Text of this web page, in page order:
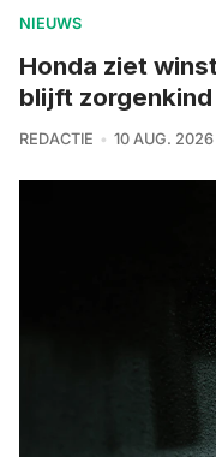
NIEUWS
Honda ziet
blijft zorgenkind
REDACTIE 10 AUG. 2026